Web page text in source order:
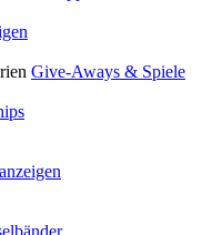
Give-Aways & Spiele